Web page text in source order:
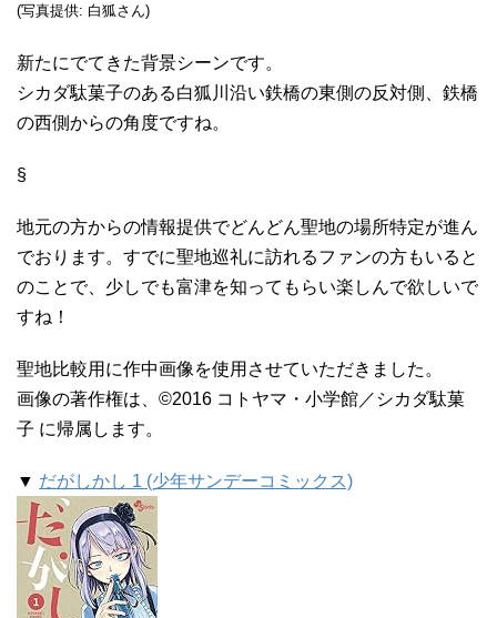
(写真提供: 白狐さん)
新たにでてきた背景シーンです。
シカダ駄菓子のある白狐川沿い鉄橋の東側の反対側、鉄橋
の西側からの角度ですね。
§
地元の方からの情報提供でどんどん聖地の場所特定が進ん
でおります。すでに聖地巡礼に訪れるファンの方もいると
のことで、少しでも富津を知ってもらい楽しんで欲しいで
すね！
聖地比較用に作中画像を使用させていただきました。
画像の著作権は、©2016 コトヤマ・小学館／シカダ駄菓
子 に帰属します。
▼ だがしかし 1 (少年サンデーコミックス)